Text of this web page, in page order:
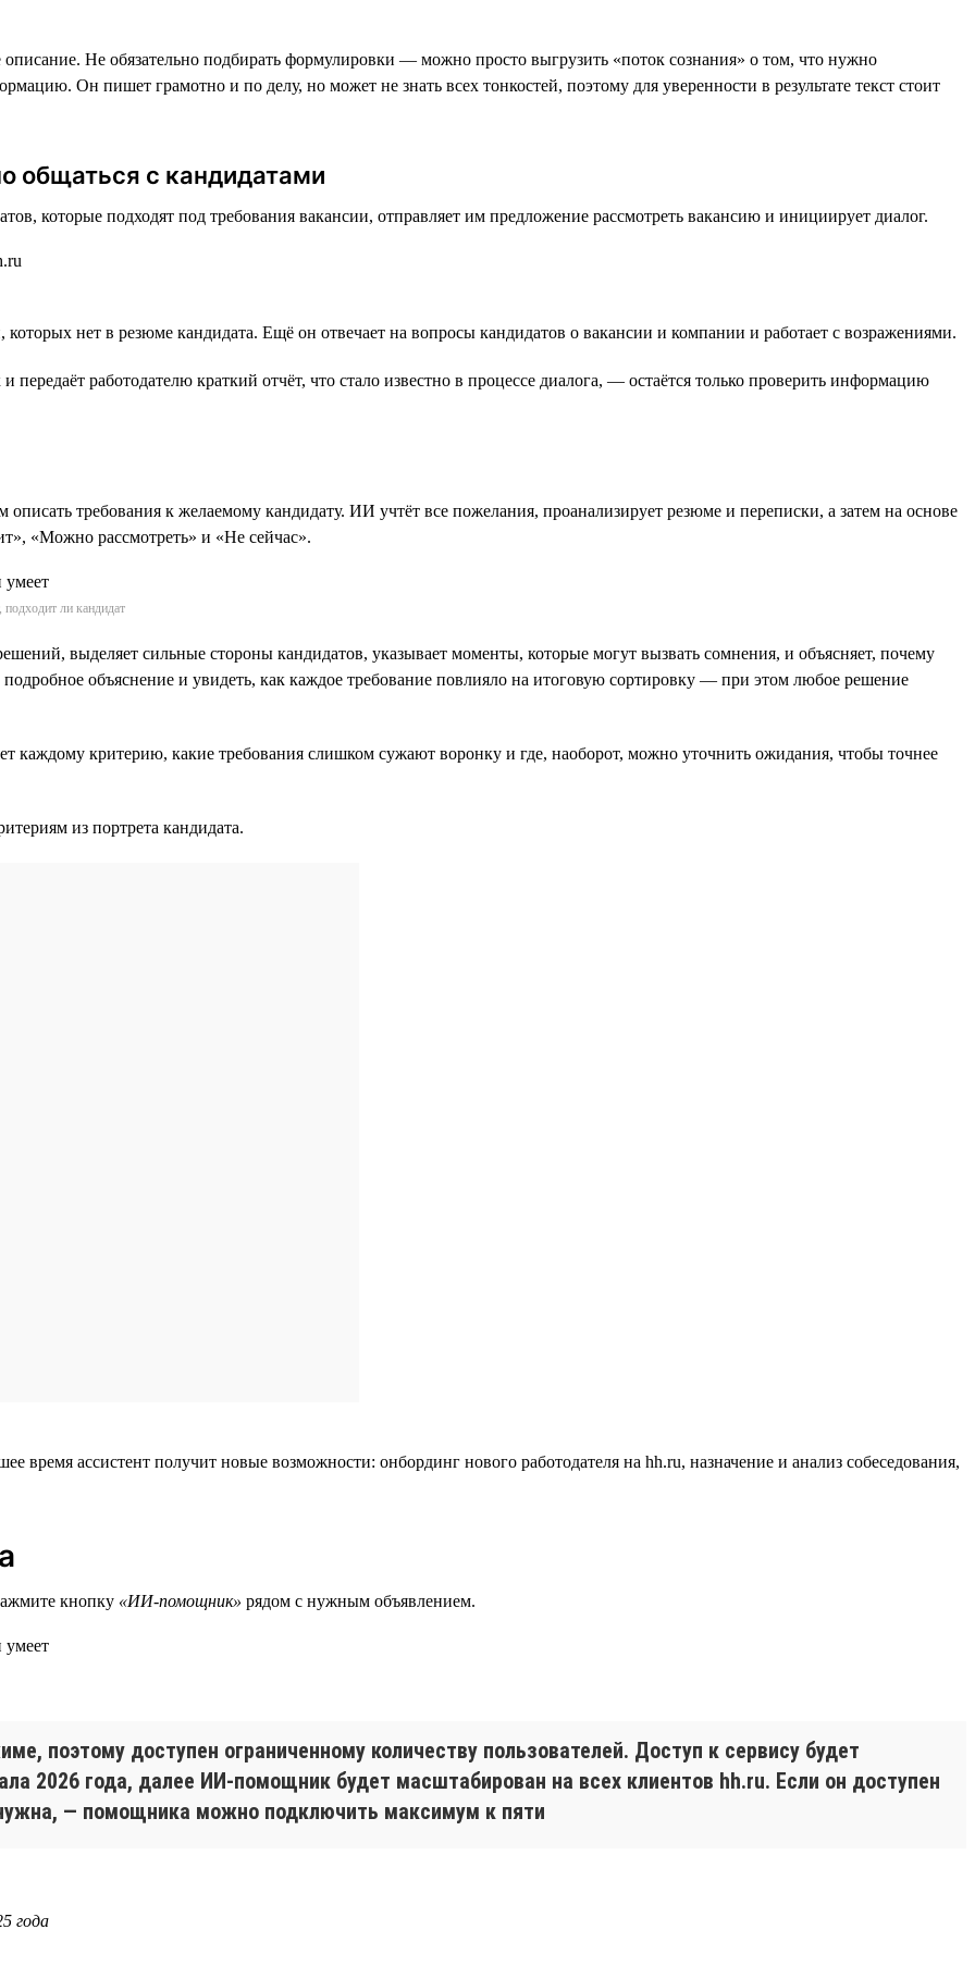
Не обязательно подбирать формулировки — можно просто выгрузить «поток сознания» о том, что нужно
Он пишет грамотно и по делу, но может не знать всех тонкостей, поэтому для уверенности в результате текст стоит
общаться с кандидатами
которые подходят под требования вакансии, отправляет им предложение рассмотреть вакансию и инициирует диалог.
нет в резюме кандидата. Ещё он отвечает на вопросы кандидатов о вакансии и компании и работает с возражениями.
работодателю краткий отчёт, что стало известно в процессе диалога, — остаётся только проверить информацию
требования к желаемому кандидату. ИИ учтёт все пожелания, проанализирует резюме и переписки, а затем на основе
«Можно рассмотреть» и «Не сейчас».
ли кандидат
выделяет сильные стороны кандидатов, указывает моменты, которые могут вызвать сомнения, и объясняет, почему
объяснение и увидеть, как каждое требование повлияло на итоговую сортировку — при этом любое решение
каждому критерию, какие требования слишком сужают воронку и где, наоборот, можно уточнить ожидания, чтобы точнее
из портрета кандидата.
ассистент получит новые возможности: онбординг нового работодателя на hh.ru, назначение и анализ собеседования,
кнопку «ИИ-помощник» рядом с нужным объявлением.
поэтому доступен ограниченному количеству пользователей. Доступ к сервису будет
2026 года, далее ИИ-помощник будет масштабирован на всех клиентов hh.ru. Если он доступен
— помощника можно подключить максимум к пяти
года